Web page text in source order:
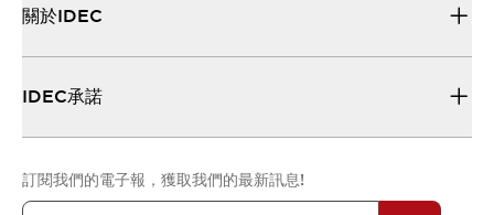
關於IDEC
IDEC承諾
訂閱我們的電子報，獲取我們的最新訊息!